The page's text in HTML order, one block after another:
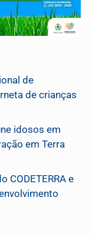
de
de crianças
idosos em
em Terra
CODETERRA e